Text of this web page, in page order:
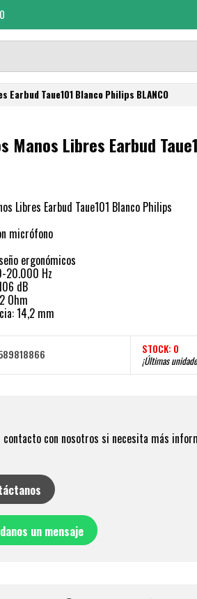
Earbud Taue101 Blanco Philips BLANCO
Manos Libres Earbud
Libres Earbud Taue101 Blanco Philips
micrófono
ergonómicos
20.000 Hz
dB
Ohm
14,2 mm
STOCK: 0
¡Últimas
contacto con nosotros si necesita más
un mensaje